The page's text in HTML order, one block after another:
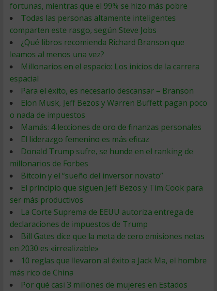
fortunas, mientras que el 99% se hizo más pobre
Todas las personas altamente inteligentes
comparten este rasgo, según Steve Jobs
¿Qué libros recomienda Richard Branson que
leamos al menos una vez?
Millonarios en el espacio: Los inicios de la carrera
espacial
Para el éxito, es necesario descansar – Branson
Elon Musk, Jeff Bezos y Warren Buffett pagan poco
o nada de impuestos
Mamás: 4 lecciones de oro de finanzas personales
El liderazgo femenino es más eficaz
Donald Trump sufre, se hunde en el ranking de
millonarios de Forbes
Bitcoin y el “sueño del inversor novato”
El principio que siguen Jeff Bezos y Tim Cook para
ser más productivos
La Corte Suprema de EEUU autoriza entrega de
declaraciones de impuestos de Trump
Bill Gates dice que la meta de cero emisiones netas
en 2030 es «irrealizable»
10 reglas que llevaron al éxito a Jack Ma, el hombre
más rico de China
Por qué casi 3 millones de mujeres en Estados